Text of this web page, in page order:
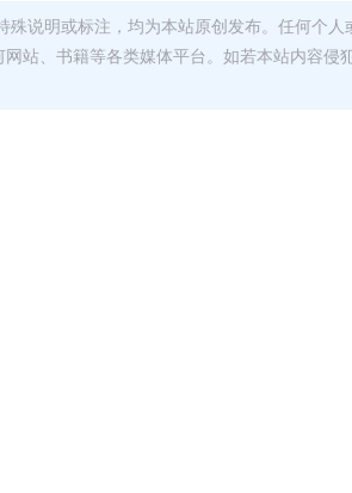
殊说明或标注，均为本站原创发布。任何个
站、书籍等各类媒体平台。如若本站内容侵